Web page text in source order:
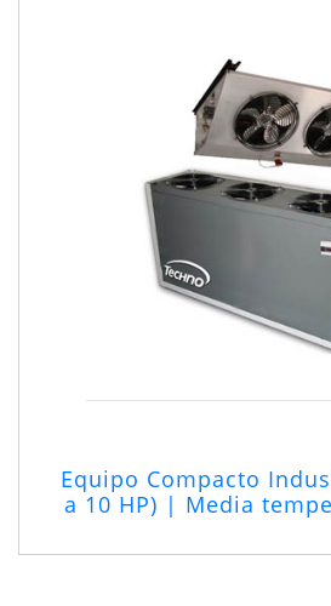
Equipo Compacto
a 10 HP) | Media